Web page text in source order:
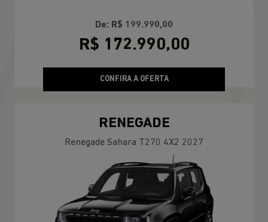
De: R$ 199.990,00
R$ 172.990,00
CONFIRA A OFERTA
RENEGADE
Renegade Sahara T270 4X2 2027